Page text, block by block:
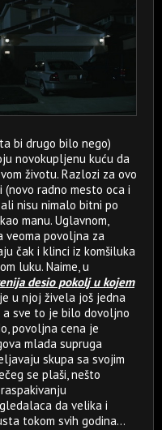
bi drugo bilo nego)
novokupljenu kuću da
životu. Razlozi za ovo
radno mesto oca i
nisu nimalo bitni po
manu. Uglavnom,
veoma povoljna za
čak i klinci iz komšiluka
luku. Naime, u
desio pokolj u kojem
u njoj živela još jedna
sve to je bilo dovoljno
povoljna cena je
mlada supruga
skupa sa svojim
se plaši, nešto
da velika i
tokom svih godina...